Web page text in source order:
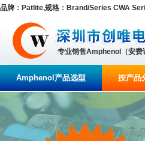
品牌：Patlite,规格：Brand/Series CWA
专业销售Amphenol（安费
Amphenol产品选型 按产品